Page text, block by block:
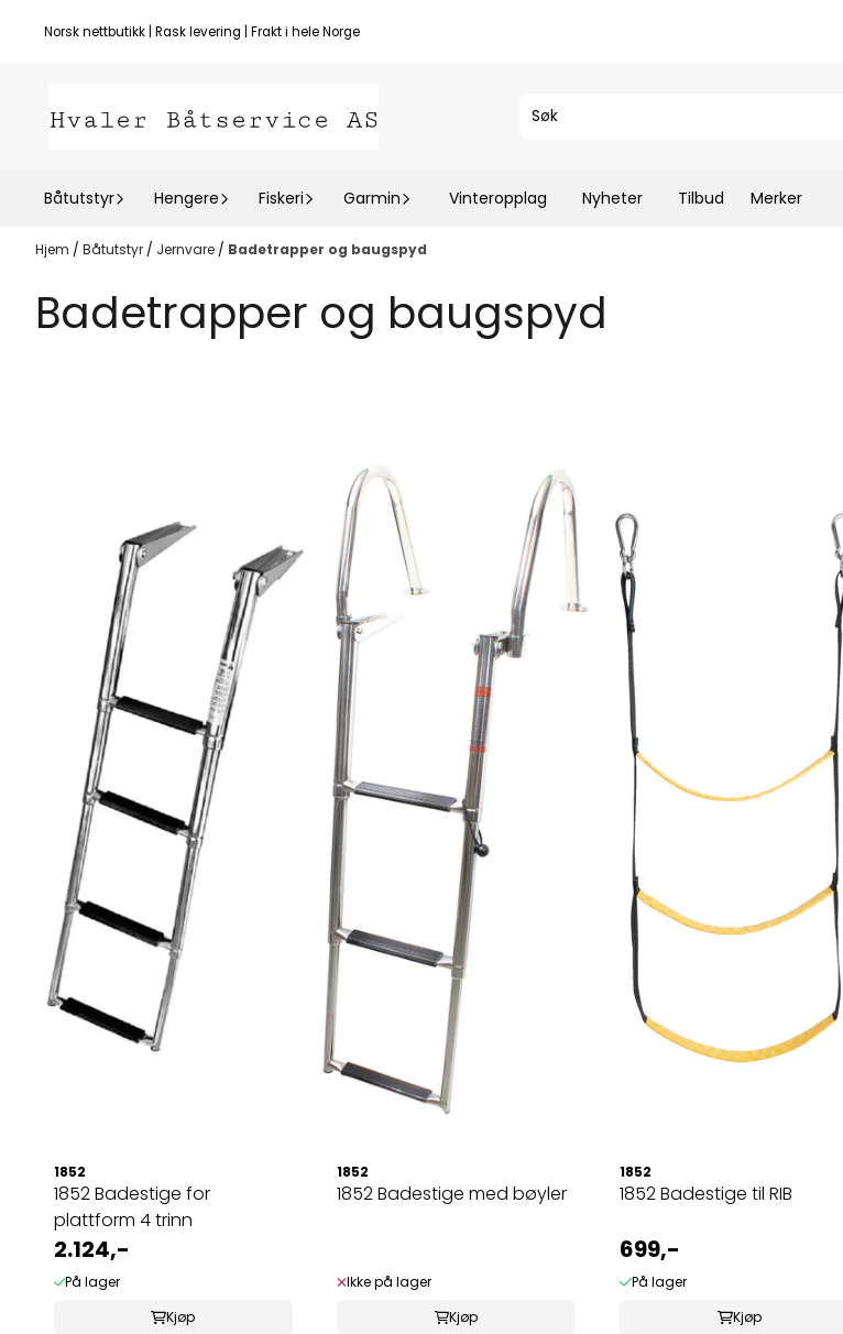
Hopp til innhold
Norsk nettbutikk | Rask levering | Frakt i hele Norge
Båtutstyr Hengere Fiskeri Garmin Vinteropplag Nyheter Tilbud Merker
Hjem / Båtutstyr / Jernvare / Badetrapper og baugspyd
Badetrapper og baugspyd
1852
1852 Badestige for
plattform 4 trinn
2.124,-
På lager
Kjøp
1852
1852 Badestige med bøyler
Ikke på lager
Kjøp
1852
1852 Badestige til RIB
699,-
På lager
Kjøp